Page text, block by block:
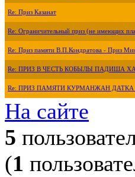
Re: Приз Казанат
Re: Ограничительный приз (не имеющих
Re: Приз памяти В.П.Кондратова - Приз
Re: ПРИЗ В ЧЕСТЬ КОБЫЛЫ ПАДИША
Re: ПРИЗ ПАМЯТИ КУРМАНЖАН ДАТКА
На сайте
5
(1